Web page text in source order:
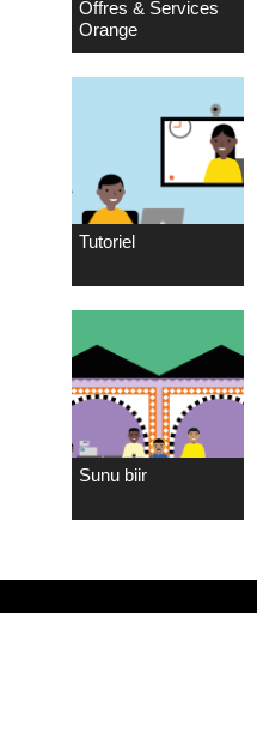
Offres & Services
Orange
Tutoriel
Sunu biir